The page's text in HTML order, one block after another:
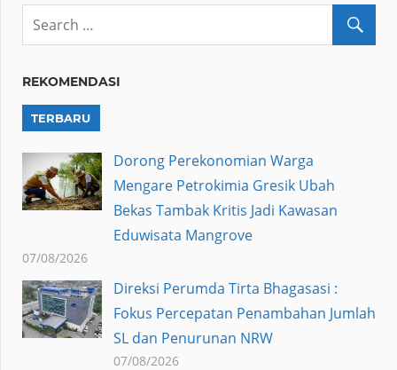
REKOMENDASI
TERBARU
Dorong Perekonomian Warga
Mengare Petrokimia Gresik Ubah
Bekas Tambak Kritis Jadi Kawasan
Eduwisata Mangrove
07/08/2026
Direksi Perumda Tirta Bhagasasi :
Fokus Percepatan Penambahan Jumlah
SL dan Penurunan NRW
07/08/2026